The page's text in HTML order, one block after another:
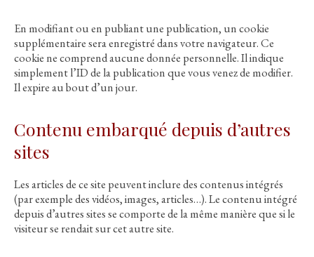
En modifiant ou en publiant une publication, un cookie
supplémentaire sera enregistré dans votre navigateur. Ce
cookie ne comprend aucune donnée personnelle. Il indique
simplement l’ID de la publication que vous venez de modifier.
Il expire au bout d’un jour.
Contenu embarqué depuis d’autres
sites
Les articles de ce site peuvent inclure des contenus intégrés
(par exemple des vidéos, images, articles…). Le contenu intégré
depuis d’autres sites se comporte de la même manière que si le
visiteur se rendait sur cet autre site.